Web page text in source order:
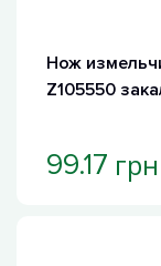
Нож
Z105550
99.17 грн